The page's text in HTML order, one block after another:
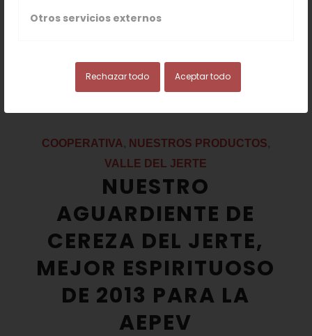
Otros servicios externos
Rechazar todo Aceptar todo
21 MARZO, 2016 0 COMENTARIOS
/ POR
COOPERATIVA NUESTROS PRODUCTOS
VALLE DEL JERTE
NUESTRO
AGUARDIENTE DE
CEREZA DEL JERTE,
MEJOR ESPIRITUOSO
DE 2013 PARA LA
AEPEV